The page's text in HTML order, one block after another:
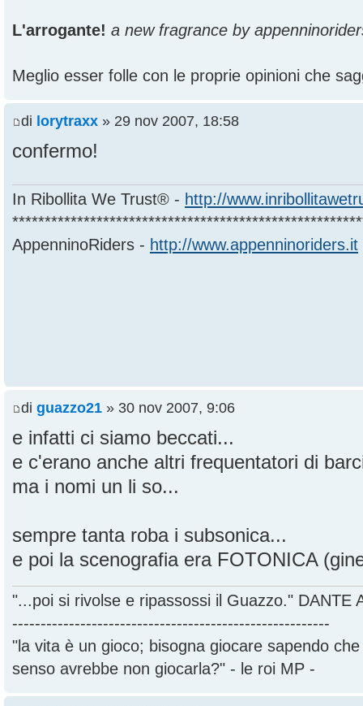
L'arrogante! a new fragrance by
Meglio esser folle con le proprie opinioni che
di lorytraxx » 29 nov 2007, 18:58
confermo!
In Ribollita We Trust® - http://
AppenninoRiders - http://www.appenninoriders.it
di guazzo21 » 30 nov 2007, 9:06
e infatti ci siamo beccati...
e c'erano anche altri frequentatori di
ma i nomi un li so...
sempre tanta roba i subsonica...
e poi la scenografia era FOTONICA
"...poi si rivolse e ripassossi il Guazzo." DANTE
--------------------------------------------------------
"la vita è un gioco; bisogna giocare sapendo
senso avrebbe non giocarla?" - le roi MP -